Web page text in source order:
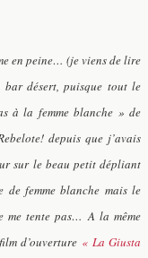
en peine… (je viens de lire
désert, puisque tout le
à la femme blanche » de
depuis que j’avais
sur le beau petit dépliant
femme blanche mais le
me tente pas… A la même
d’ouverture « La Giusta